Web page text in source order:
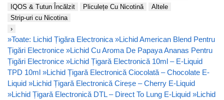
IQOS & Tutun Încălzit
Pliculețe Cu Nicotină
Altele
Strip-uri cu Nicotina
›
»Toate: Lichid Țigăra Electronica »Lichid American Blend Pentru
Țigări Electronice »Lichid Cu Aroma De Papaya Ananas Pentru
Țigări Electronice »Lichid Țigară Electronică 10ml – E-Liquid
TPD 10ml »Lichid Țigară Electronică Ciocolată – Chocolate E-
Liquid »Lichid Țigară Electronică Cireșe – Cherry E-Liquid
»Lichid Țigară Electronică DTL – Direct To Lung E-Liquid »Lichid